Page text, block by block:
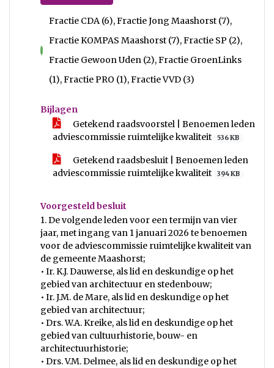
voor
Fractie CDA (6), Fractie Jong Maashorst (7),
Fractie KOMPAS Maashorst (7), Fractie SP (2),
Fractie Gewoon Uden (2), Fractie GroenLinks
(1), Fractie PRO (1), Fractie VVD (3)
Bijlagen
Getekend raadsvoorstel | Benoemen leden
adviescommissie ruimtelijke kwaliteit
536 KB
Getekend raadsbesluit | Benoemen leden
adviescommissie ruimtelijke kwaliteit
394 KB
Voorgesteld besluit
1. De volgende leden voor een termijn van vier
jaar, met ingang van 1 januari 2026 te benoemen
voor de adviescommissie ruimtelijke kwaliteit van
de gemeente Maashorst;
• Ir. K.J. Dauwerse, als lid en deskundige op het
gebied van architectuur en stedenbouw;
• Ir. J.M. de Mare, als lid en deskundige op het
gebied van architectuur;
• Drs. W.A. Kreike, als lid en deskundige op het
gebied van cultuurhistorie, bouw- en
architectuurhistorie;
• Drs. V.M. Delmee, als lid en deskundige op het